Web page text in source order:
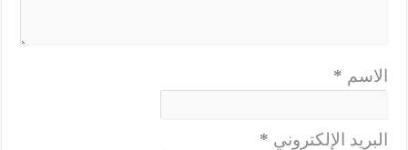
الاسم *
البريد الإلكتروني *